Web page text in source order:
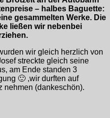
– halbes Baguette:
gesammelten Werke. Die
ließen wir nebenbei
wir gleich herzlich von
streckte gleich seine
am Ende standen 3
🙂 ,wir durften auf
nehmen (dankeschön).